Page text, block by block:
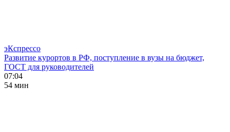
эКспрессо
Развитие курортов в РФ, поступление в вузы на бюджет,
ГОСТ для руководителей
07:04
54 мин